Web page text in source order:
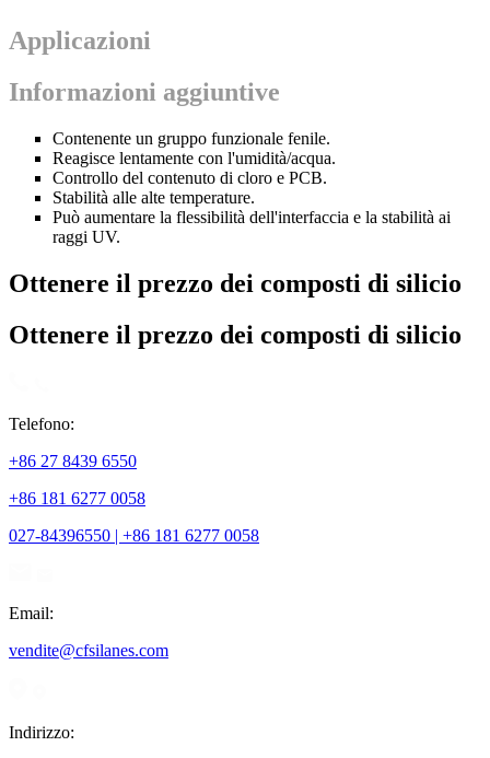
Applicazioni
Informazioni aggiuntive
Contenente un gruppo funzionale fenile.
Reagisce lentamente con l'umidità/acqua.
Controllo del contenuto di cloro e PCB.
Stabilità alle alte temperature.
Può aumentare la flessibilità dell'interfaccia e la stabilità ai
raggi UV.
Ottenere il prezzo dei composti di silicio
Ottenere il prezzo dei composti di silicio
Telefono:
+86 27 8439 6550
+86 181 6277 0058
027-84396550 | +86 181 6277 0058
Email:
vendite@cfsilanes.com
Indirizzo: